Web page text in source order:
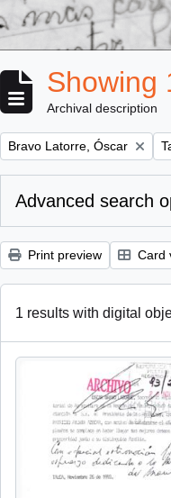
Showing
Archival description
Remove filter:
Bravo Latorre, Óscar
Advanced search
Print preview Card
1 results with digital